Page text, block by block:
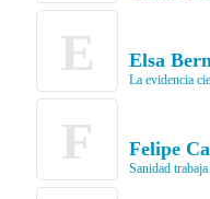
E Elsa
La evidencia
F Felipe
Sanidad